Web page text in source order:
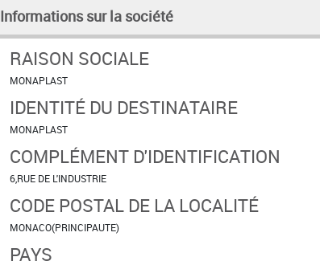
Informations sur la société
RAISON SOCIALE
MONAPLAST
IDENTITÉ DU DESTINATAIRE
MONAPLAST
COMPLÉMENT D'IDENTIFICATION
6,RUE DE L'INDUSTRIE
CODE POSTAL DE LA LOCALITÉ
MONACO(PRINCIPAUTE)
PAYS